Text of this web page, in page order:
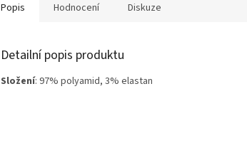
Popis Hodnocení Diskuze
Detailní popis produktu
Složení: 97% polyamid, 3% elastan